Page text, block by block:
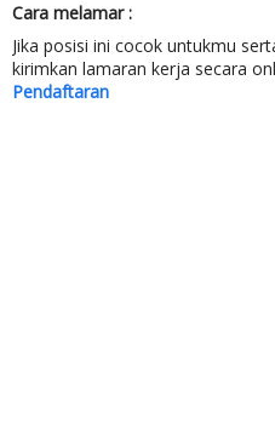
Cara melamar :
Jika posisi ini cocok untukmu
kirimkan lamaran kerja secara
Pendaftaran